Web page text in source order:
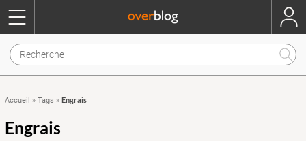
Accueil » Tags » Engrais
Engrais